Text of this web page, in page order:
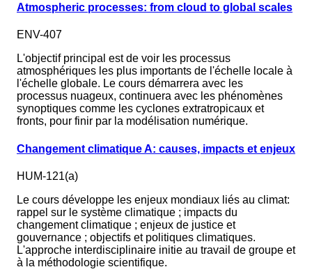
Atmospheric processes: from cloud to global scales
ENV-407
L'objectif principal est de voir les processus
atmosphériques les plus importants de l'échelle locale à
l'échelle globale. Le cours démarrera avec les
processus nuageux, continuera avec les phénomènes
synoptiques comme les cyclones extratropicaux et
fronts, pour finir par la modélisation numérique.
Changement climatique A: causes, impacts et enjeux
HUM-121(a)
Le cours développe les enjeux mondiaux liés au climat:
rappel sur le système climatique ; impacts du
changement climatique ; enjeux de justice et
gouvernance ; objectifs et politiques climatiques.
L'approche interdisciplinaire initie au travail de groupe et
à la méthodologie scientifique.